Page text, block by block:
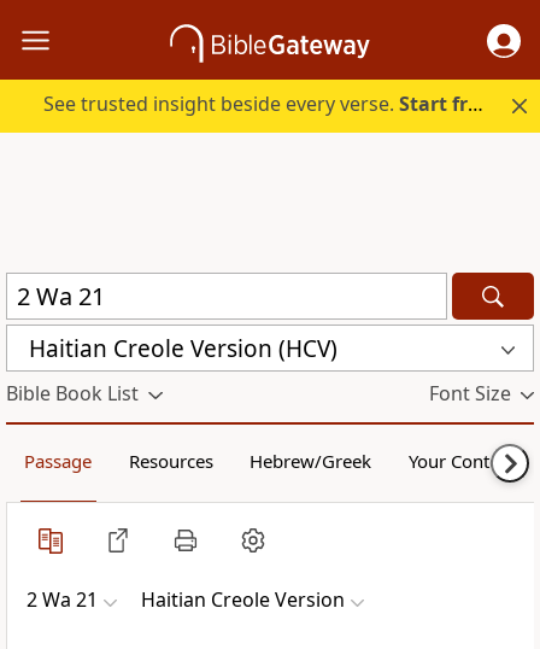
See trusted insight beside every verse.Start free.
Haitian Creole Version (HCV)
Bible Book List Font Size
Passage Resources Hebrew/Greek Your Content
2 Wa 21 Haitian Creole Version